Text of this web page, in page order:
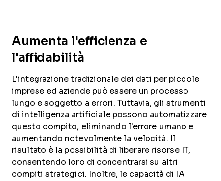
Aumenta l'efficienza e
l'affidabilità
L'integrazione tradizionale dei dati per piccole
imprese ed aziende può essere un processo
lungo e soggetto a errori. Tuttavia, gli strumenti
di intelligenza artificiale possono automatizzare
questo compito, eliminando l'errore umano e
aumentando notevolmente la velocità. Il
risultato è la possibilità di liberare risorse IT,
consentendo loro di concentrarsi su altri
compiti strategici. Inoltre, le capacità di IA